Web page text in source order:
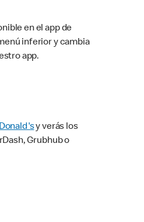
en el app de
inferior y cambia
app.
y verás los
Grubhub o